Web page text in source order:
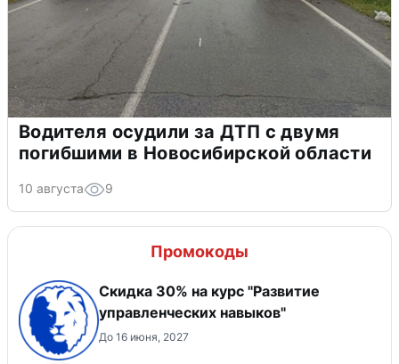
Водителя осудили за ДТП с двумя
погибшими в Новосибирской области
10 августа 9
Промокоды
Скидка 30% на курс "Развитие
управленческих навыков"
До 16 июня, 2027